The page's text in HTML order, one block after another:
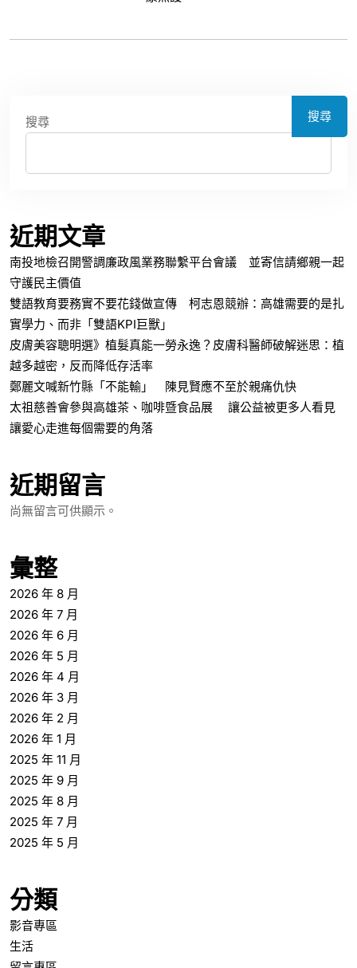
搜尋 搜尋
近期文章
南投地檢召開警調廉政風業務聯繫平台會議 並寄信請鄉親一起
守護民主價值
雙語教育要務實不要花錢做宣傳 柯志恩競辦：高雄需要的是扎
實學力、而非「雙語KPI巨獸」
皮膚美容聰明選》植髮真能一勞永逸？皮膚科醫師破解迷思：植
越多越密，反而降低存活率
鄭麗文喊新竹縣「不能輸」 陳見賢應不至於親痛仇快
太祖慈善會參與高雄茶、咖啡暨食品展 讓公益被更多人看見
讓愛心走進每個需要的角落
近期留言
尚無留言可供顯示。
彙整
2026 年 8 月
2026 年 7 月
2026 年 6 月
2026 年 5 月
2026 年 4 月
2026 年 3 月
2026 年 2 月
2026 年 1 月
2025 年 11 月
2025 年 9 月
2025 年 8 月
2025 年 7 月
2025 年 5 月
分類
影音專區
生活